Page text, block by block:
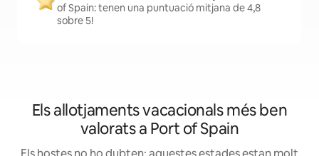
of Spain: tenen una puntuació mitjana de 4,8
sobre 5!
Els allotjaments vacacionals més ben
valorats a Port of Spain